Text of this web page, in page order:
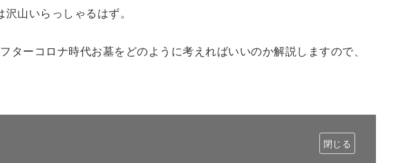
山いらっしゃるはず。
ターコロナ時代お墓をどのように考えればいいのか解説しますので、